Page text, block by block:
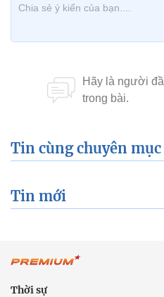
Tin cùng chuyên mục
Tin mới
Thời sự